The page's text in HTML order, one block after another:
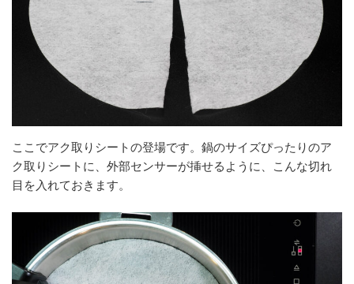
ここでアク取りシートの登場です。鍋のサイズぴったりのア
ク取りシートに、外部センサーが挿せるように、こんな切れ
目を入れておきます。